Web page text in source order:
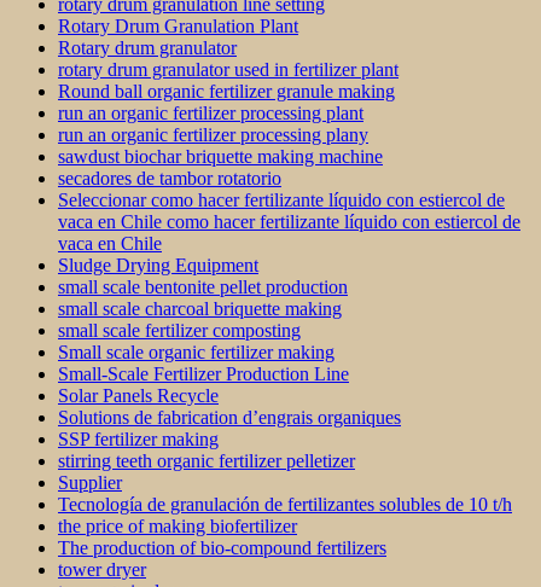
Rotary Drum Granulation Plant
Rotary drum granulator
rotary drum granulator used in fertilizer plant
Round ball organic fertilizer granule making
run an organic fertilizer processing plant
run an organic fertilizer processing plany
sawdust biochar briquette making machine
secadores de tambor rotatorio
Seleccionar como hacer fertilizante líquido con estiercol de
vaca en Chile como hacer fertilizante líquido con estiercol de
vaca en Chile
Sludge Drying Equipment
small scale bentonite pellet production
small scale charcoal briquette making
small scale fertilizer composting
Small scale organic fertilizer making
Small-Scale Fertilizer Production Line
Solar Panels Recycle
Solutions de fabrication d’engrais organiques
SSP fertilizer making
stirring teeth organic fertilizer pelletizer
Supplier
Tecnología de granulación de fertilizantes solubles de 10 t/h
the price of making biofertilizer
The production of bio-compound fertilizers
tower dryer